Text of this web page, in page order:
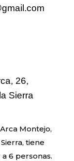
26,
Sierra
Montejo,
tiene
6 personas.